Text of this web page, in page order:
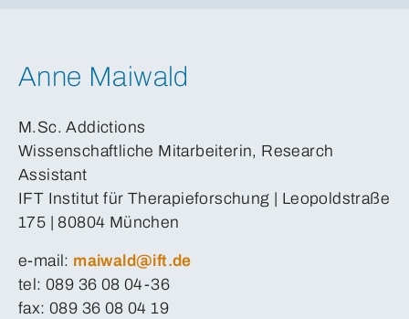
Anne Maiwald
M.Sc. Addictions
Wissenschaftliche Mitarbeiterin, Research
Assistant
IFT Institut für Therapieforschung | Leopoldstraße
175 | 80804 München
e-mail: maiwald@ift.de
tel: 089 36 08 04-36
fax: 089 36 08 04 19